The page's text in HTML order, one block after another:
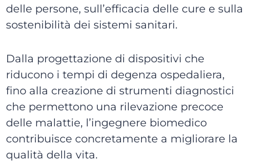
delle persone, sull’efficacia delle cure e sulla
sostenibilità dei sistemi sanitari.
Dalla progettazione di dispositivi che
riducono i tempi di degenza ospedaliera,
fino alla creazione di strumenti diagnostici
che permettono una rilevazione precoce
delle malattie, l’ingegnere biomedico
contribuisce concretamente a migliorare la
qualità della vita.